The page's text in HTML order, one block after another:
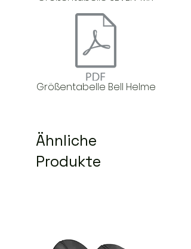
Größentabelle Bell Helme
Ähnliche
Produkte